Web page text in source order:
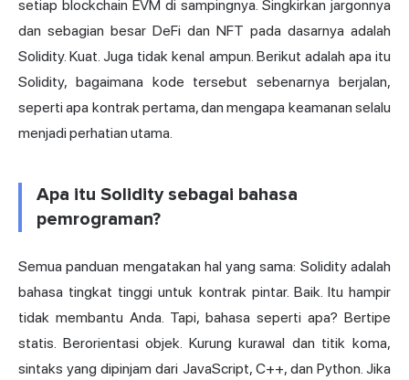
setiap blockchain EVM di sampingnya. Singkirkan jargonnya
dan sebagian besar DeFi dan NFT pada dasarnya adalah
Solidity. Kuat. Juga tidak kenal ampun. Berikut adalah apa itu
Solidity, bagaimana kode tersebut sebenarnya berjalan,
seperti apa kontrak pertama, dan mengapa keamanan selalu
menjadi perhatian utama.
Apa itu Solidity sebagai bahasa
pemrograman?
Semua panduan mengatakan hal yang sama: Solidity adalah
bahasa tingkat tinggi untuk kontrak pintar. Baik. Itu hampir
tidak membantu Anda. Tapi, bahasa seperti apa? Bertipe
statis. Berorientasi objek. Kurung kurawal dan titik koma,
sintaks yang dipinjam dari JavaScript, C++, dan Python. Jika